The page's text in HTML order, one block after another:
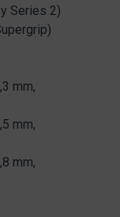
Series 2)
mm,
mm,
mm,